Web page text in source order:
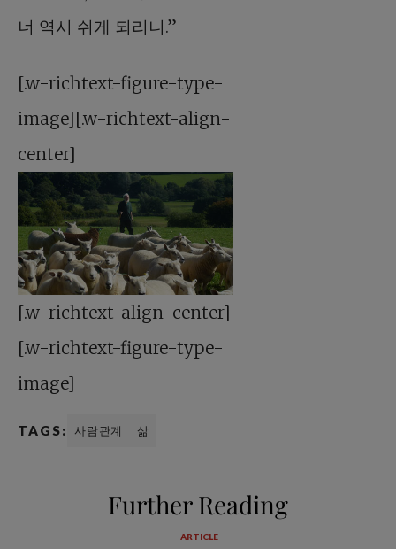
너 역시 쉬게 되리니.”
[.w-richtext-figure-type-
image][.w-richtext-align-
center]
[.w-richtext-align-center]
[.w-richtext-figure-type-
image]
TAGS: 사람관계 삶
Further Reading
ARTICLE